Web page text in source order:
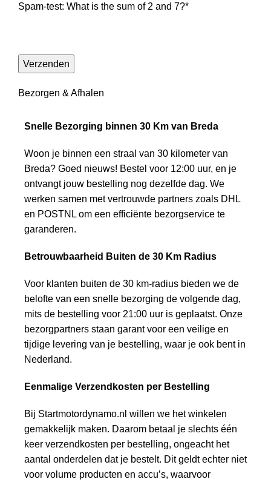
Spam-test: What is the sum of 2 and 7?*
Bezorgen & Afhalen
Snelle Bezorging binnen 30 Km van Breda
Woon je binnen een straal van 30 kilometer van
Breda? Goed nieuws! Bestel voor 12:00 uur, en je
ontvangt jouw bestelling nog dezelfde dag. We
werken samen met vertrouwde partners zoals DHL
en POSTNL om een efficiënte bezorgservice te
garanderen.
Betrouwbaarheid Buiten de 30 Km Radius
Voor klanten buiten de 30 km-radius bieden we de
belofte van een snelle bezorging de volgende dag,
mits de bestelling voor 21:00 uur is geplaatst. Onze
bezorgpartners staan garant voor een veilige en
tijdige levering van je bestelling, waar je ook bent in
Nederland.
Eenmalige Verzendkosten per Bestelling
Bij Startmotordynamo.nl willen we het winkelen
gemakkelijk maken. Daarom betaal je slechts één
keer verzendkosten per bestelling, ongeacht het
aantal onderdelen dat je bestelt. Dit geldt echter niet
voor volume producten en accu’s, waarvoor